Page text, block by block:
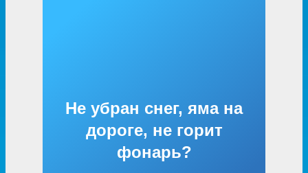
Не убран снег, яма на
дороге, не горит
фонарь?